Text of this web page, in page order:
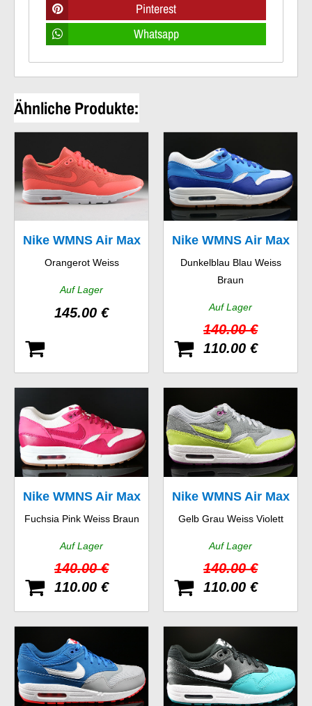
Pinterest
Whatsapp
Ähnliche Produkte:
Nike WMNS Air Max
1 Ultra Moire
Orangerot Weiss
Auf Lager
145.00 €
Nike WMNS Air Max
1 Vintage
Dunkelblau Blau Weiss
Braun
Auf Lager
140.00 €
110.00 €
Nike WMNS Air Max
1 Vintage
Fuchsia Pink Weiss Braun
Auf Lager
140.00 €
110.00 €
Nike WMNS Air Max
1 Essential
Gelb Grau Weiss Violett
Auf Lager
140.00 €
110.00 €